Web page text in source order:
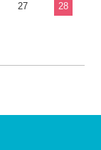
27 28